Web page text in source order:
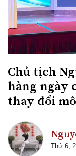
Chủ tịch
hàng ngày
thay đổi
Thứ 6,